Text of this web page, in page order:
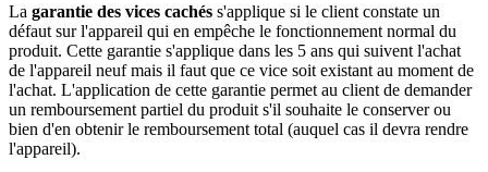
La garantie des vices cachés s'applique si le client constate un
défaut sur l'appareil qui en empêche le fonctionnement normal du
produit. Cette garantie s'applique dans les 5 ans qui suivent l'achat
de l'appareil neuf mais il faut que ce vice soit existant au moment de
l'achat. L'application de cette garantie permet au client de demander
un remboursement partiel du produit s'il souhaite le conserver ou
bien d'en obtenir le remboursement total (auquel cas il devra rendre
l'appareil).